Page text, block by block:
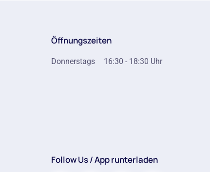
Öffnungszeiten
Donnerstags 16:30 - 18:30 Uhr
Follow Us / App runterladen